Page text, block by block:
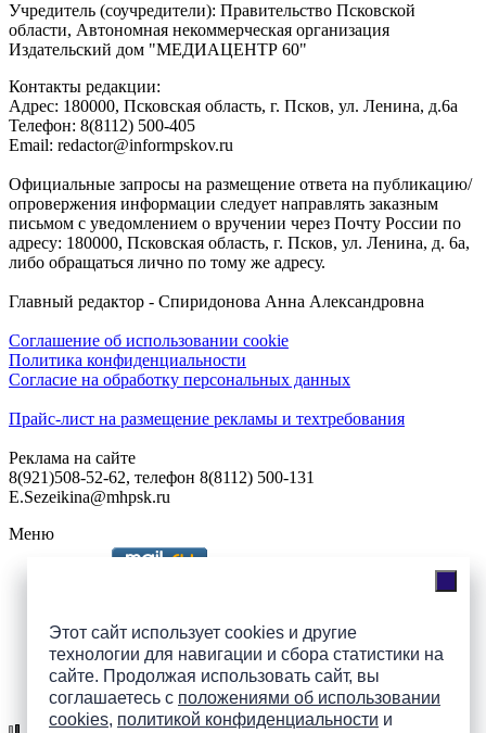
Этот сайт использует cookies и другие
технологии для навигации и сбора статистики на
сайте. Продолжая использовать сайт, вы
соглашаетесь с положениями об использовании
cookies, политикой конфиденциальности и
Учредитель (соучредители): Правительство Псковской
области, Автономная некоммерческая организация
Издательский дом "МЕДИАЦЕНТР 60"
Контакты редакции:
Адреc: 180000, Псковская область, г. Псков, ул. Ленина, д.6а
Телефон: 8(8112) 500-405
Email: redactor@informpskov.ru
Официальные запросы на размещение ответа на публикацию/
опровержения информации следует направлять заказным
письмом с уведомлением о вручении через Почту России по
адресу: 180000, Псковская область, г. Псков, ул. Ленина, д. 6а,
либо обращаться лично по тому же адресу.
Главный редактор - Спиридонова Анна Александровна
Соглашение об использовании cookie
Политика конфиденциальности
Согласие на обработку персональных данных
Прайс-лист на размещение рекламы и техтребования
Реклама на сайте
8(921)508-52-62, телефон 8(8112) 500-131
E.Sezeikina@mhpsk.ru
Меню
Подпишись на группы
ПАИ в соцсетях!